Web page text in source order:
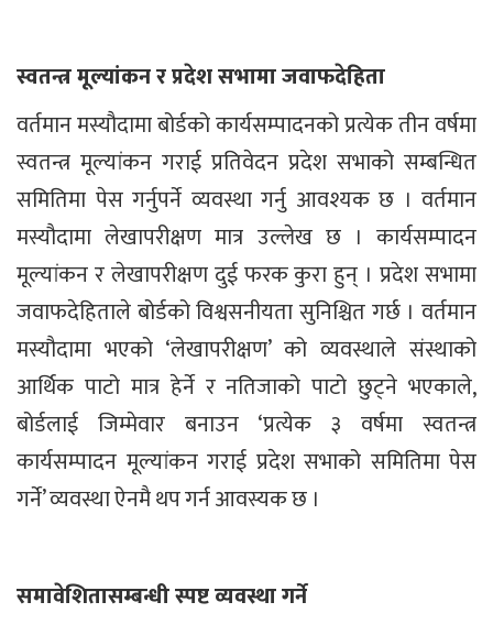
स्वतन्त्र मूल्यांकन र प्रदेश सभामा जवाफदेहिता
वर्तमान मस्यौदामा बोर्डको कार्यसम्पादनको प्रत्येक तीन वर्षमा
स्वतन्त्र मूल्यांकन गराई प्रतिवेदन प्रदेश सभाको सम्बन्धित
समितिमा पेस गर्नुपर्ने व्यवस्था गर्नु आवश्यक छ । वर्तमान
मस्यौदामा लेखापरीक्षण मात्र उल्लेख छ । कार्यसम्पादन
मूल्यांकन र लेखापरीक्षण दुई फरक कुरा हुन् । प्रदेश सभामा
जवाफदेहिताले बोर्डको विश्वसनीयता सुनिश्चित गर्छ । वर्तमान
मस्यौदामा भएको ‘लेखापरीक्षण’ को व्यवस्थाले संस्थाको
आर्थिक पाटो मात्र हेर्ने र नतिजाको पाटो छुट्ने भएकाले,
बोर्डलाई जिम्मेवार बनाउन ‘प्रत्येक ३ वर्षमा स्वतन्त्र
कार्यसम्पादन मूल्यांकन गराई प्रदेश सभाको समितिमा पेस
गर्ने’ व्यवस्था ऐनमै थप गर्न आवस्यक छ ।
समावेशितासम्बन्धी स्पष्ट व्यवस्था गर्ने